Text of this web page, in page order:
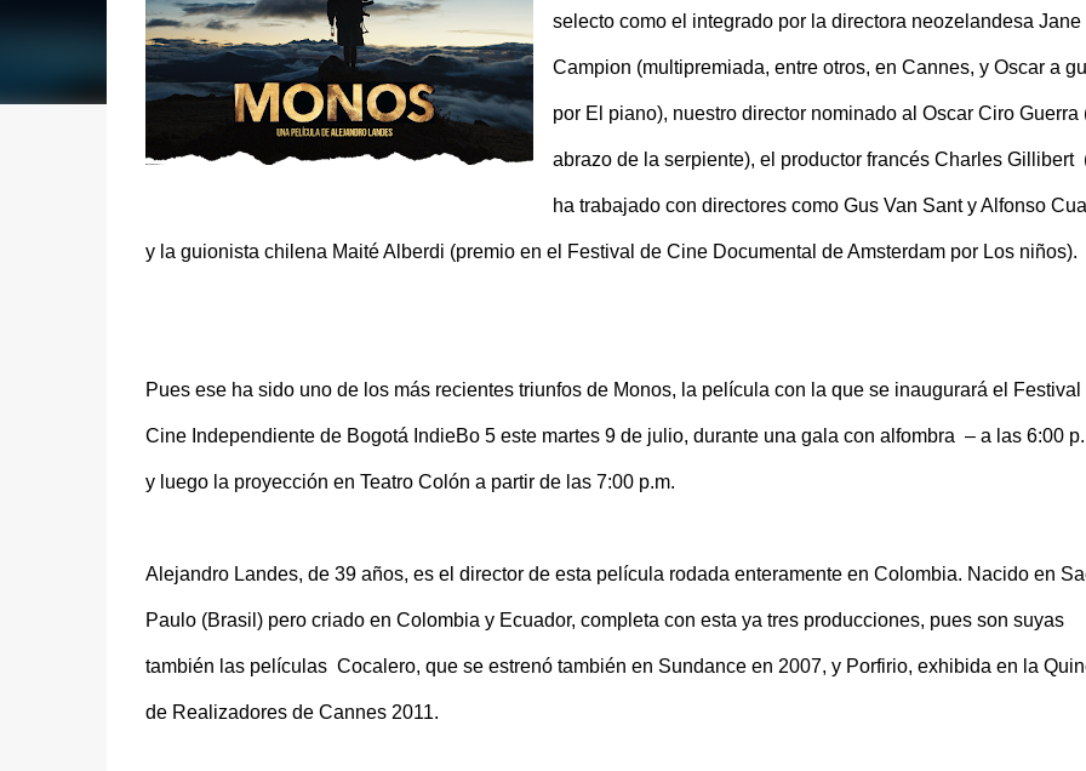
selecto como el integrado por la directora neozelandesa Jane
Campion (multipremiada, entre otros, en Cannes, y Oscar a
por El piano), nuestro director nominado al Oscar Ciro Guerra
abrazo de la serpiente), el productor francés Charles Gillibert
ha trabajado con directores como Gus Van Sant y Alfonso
y la guionista chilena Maité Alberdi (premio en el Festival de Cine Documental de Amsterdam por Los niños).
Pues ese ha sido uno de los más recientes triunfos de Monos, la película con la que se inaugurará el Festival
Cine Independiente de Bogotá IndieBo 5 este martes 9 de julio, durante una gala con alfombra – a las 6:00
y luego la proyección en Teatro Colón a partir de las 7:00 p.m.
Alejandro Landes, de 39 años, es el director de esta película rodada enteramente en Colombia. Nacido en
Paulo (Brasil) pero criado en Colombia y Ecuador, completa con esta ya tres producciones, pues son suyas
también las películas Cocalero, que se estrenó también en Sundance en 2007, y Porfirio, exhibida en la
de Realizadores de Cannes 2011.